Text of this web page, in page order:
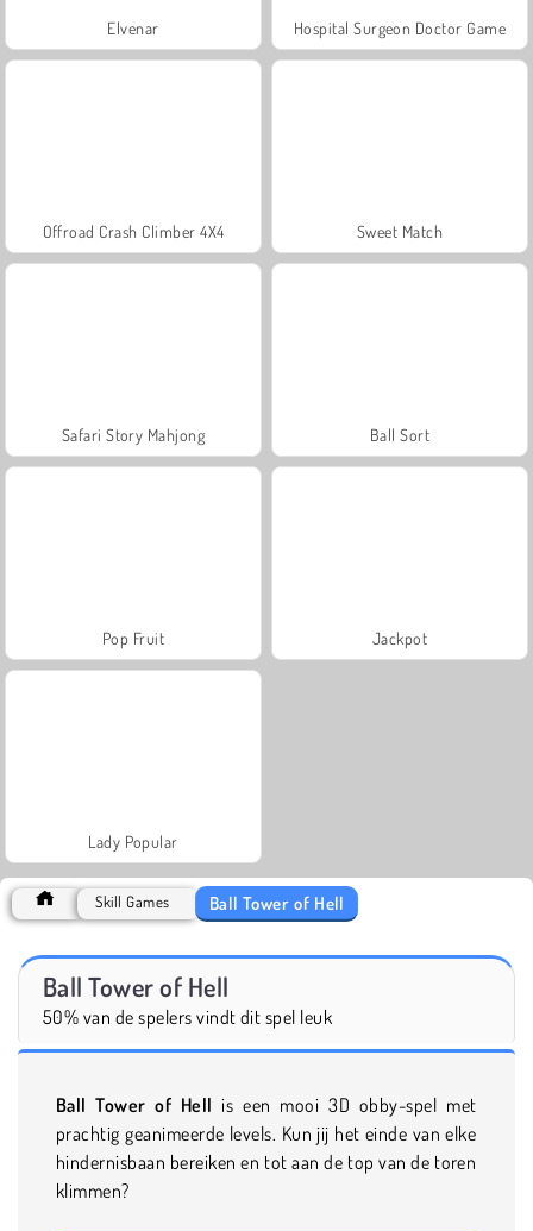
Elvenar Hospital Surgeon Doctor Game
Offroad Crash Climber 4X4 Sweet Match
Safari Story Mahjong Ball Sort
Pop Fruit Jackpot
Lady Popular
Skill Games Ball Tower of Hell
Ball Tower of Hell
50% van de spelers vindt dit spel leuk
Ball Tower of Hell is een mooi 3D obby-spel met
prachtig geanimeerde levels. Kun jij het einde van elke
hindernisbaan bereiken en tot aan de top van de toren
klimmen?